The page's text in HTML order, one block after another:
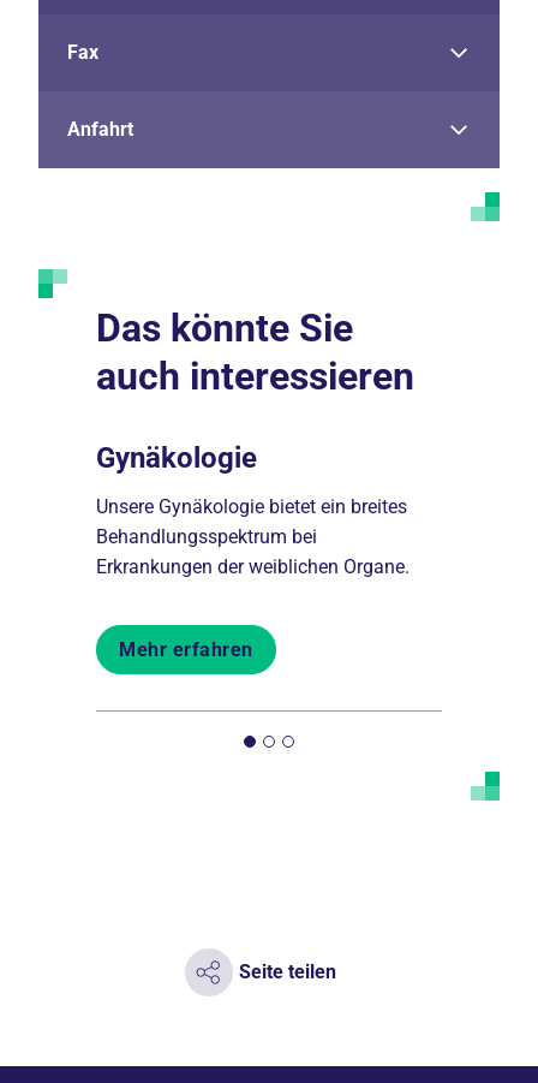
Fax
Anfahrt
Das könnte Sie
auch interessieren
Gynäkologie
Unsere Gynäkologie bietet ein breites
Behandlungsspektrum bei
Erkrankungen der weiblichen Organe.
Mehr erfahren
Seite teilen